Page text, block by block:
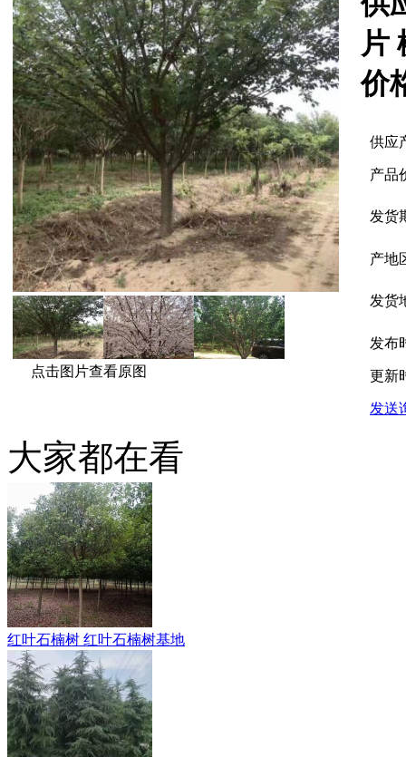
点击图片查看原图
片
价
供应
产品
发货
产地
发货
发布
更新
发送
大家都在看
红叶石楠树 红叶石楠树基地